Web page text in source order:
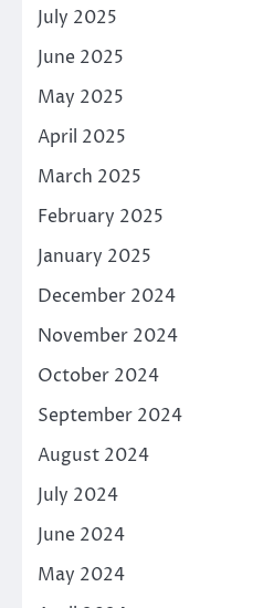
July 2025
June 2025
May 2025
April 2025
March 2025
February 2025
January 2025
December 2024
November 2024
October 2024
September 2024
August 2024
July 2024
June 2024
May 2024